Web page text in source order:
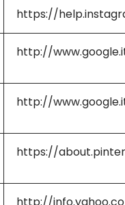
https://
http://
http://
https://
http://